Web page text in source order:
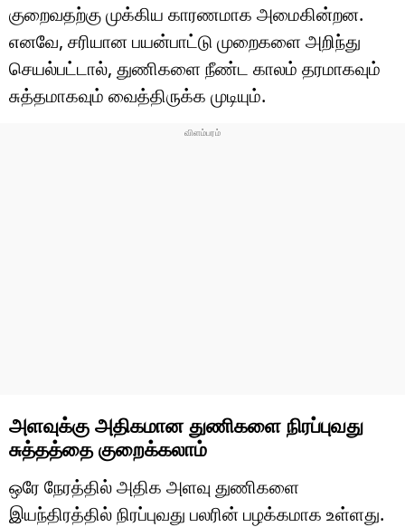
குறைவதற்கு முக்கிய காரணமாக அமைகின்றன.
எனவே, சரியான பயன்பாட்டு முறைகளை அறிந்து
செயல்பட்டால், துணிகளை நீண்ட காலம் தரமாகவும்
சுத்தமாகவும் வைத்திருக்க முடியும்.
அளவுக்கு அதிகமான துணிகளை நிரப்புவது
சுத்தத்தை குறைக்கலாம்
ஒரே நேரத்தில் அதிக அளவு துணிகளை
இயந்திரத்தில் நிரப்புவது பலரின் பழக்கமாக உள்ளது.